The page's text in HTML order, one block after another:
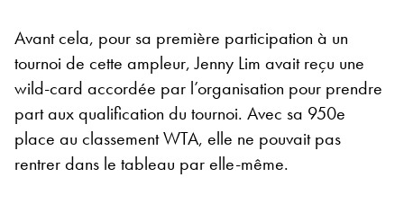
Avant cela, pour sa première participation à un
tournoi de cette ampleur, Jenny Lim avait reçu une
wild-card accordée par l’organisation pour prendre
part aux qualification du tournoi. Avec sa 950e
place au classement WTA, elle ne pouvait pas
rentrer dans le tableau par elle-même.